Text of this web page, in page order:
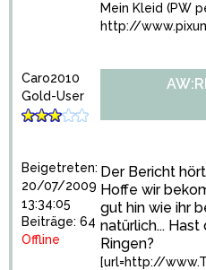
Mein Kleid (PW
http://
Caro2010
Gold-User
Beigetreten:
20/07/2009
13:34:05
Beiträge: 64
Offline
Der Bericht
Hoffe wir
gut hin wie ihr
natürlich...
Ringen?
[url=http://